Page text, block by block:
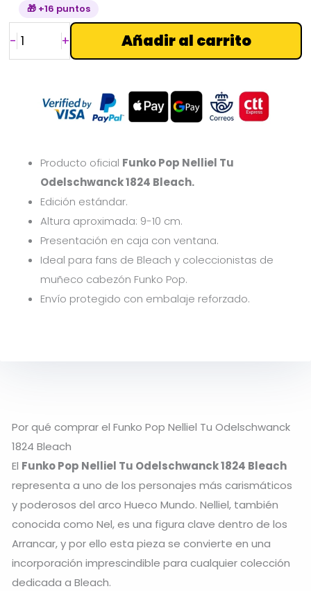
🎁 +16 puntos
- + Añadir al carrito
Producto oficial Funko Pop Nelliel Tu
Odelschwanck 1824 Bleach.
Edición estándar.
Altura aproximada: 9-10 cm.
Presentación en caja con ventana.
Ideal para fans de Bleach y coleccionistas de
muñeco cabezón Funko Pop.
Envío protegido con embalaje reforzado.
Por qué comprar el Funko Pop Nelliel Tu Odelschwanck
1824 Bleach
El Funko Pop Nelliel Tu Odelschwanck 1824 Bleach
representa a uno de los personajes más carismáticos
y poderosos del arco Hueco Mundo. Nelliel, también
conocida como Nel, es una figura clave dentro de los
Arrancar, y por ello esta pieza se convierte en una
incorporación imprescindible para cualquier colección
dedicada a Bleach.